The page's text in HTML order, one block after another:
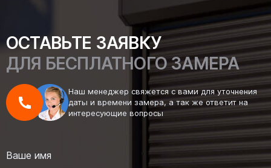
ОСТАВЬТЕ ЗАЯВКУ
ДЛЯ БЕСПЛАТНОГО ЗАМЕРА
Наш менеджер свяжется с вами для уточнения
даты и времени замера, а так же ответит на
интересующие вопросы